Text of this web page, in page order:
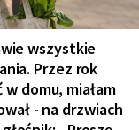
wszystkie
Przez rok
domu, miałam
- na drzwiach